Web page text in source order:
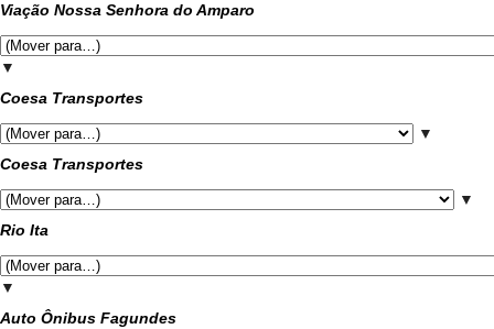
Viação Nossa Senhora do Amparo
▼
Coesa Transportes
▼
Coesa Transportes
▼
Rio Ita
▼
Auto Ônibus Fagundes